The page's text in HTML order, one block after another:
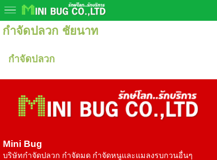
กำจัดปลวก ชัยนาท
กำจัดปลวก
Mini Bug
บริษัทกำจัดปลวก กำจัดมด กำจัดหนูและแมลงรบกวนอื่นๆ